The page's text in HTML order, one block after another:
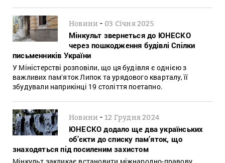
Новини - 03 Січня 2025
Мінкульт звернеться до ЮНЕСКО
через пошкодження будівлі Спілки
письменників України
У Міністерстві розповіли, що ця будівля є однією з
важливих памʼяток Липок та урядового кварталу, її
збудували наприкінці 19 століття поетапно.
Новини -12 Грудня 2024
ЮНЕСКО додало ще два українських
об’єкти до списку пам’яток, що
знаходяться під посиленим захистом